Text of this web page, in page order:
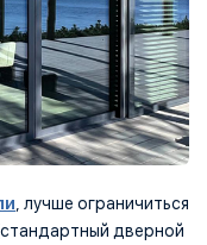
, лучше ограничиться
дверной